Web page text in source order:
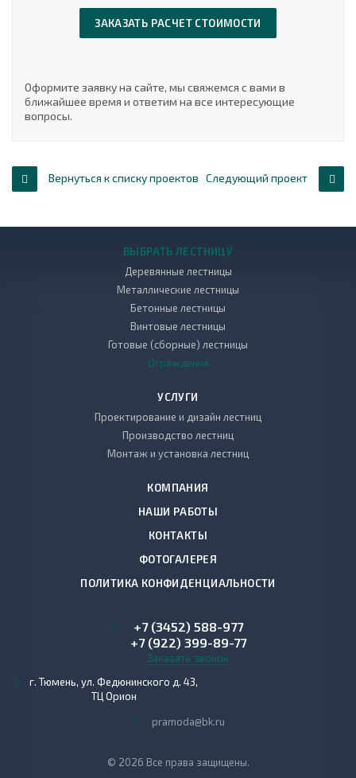
ЗАКАЗАТЬ РАСЧЕТ СТОИМОСТИ
Оформите заявку на сайте, мы свяжемся с вами в
ближайшее время и ответим на все интересующие
вопросы.
Вернуться к списку проектов Следующий проект
ВЫБРАТЬ ЛЕСТНИЦУ
Деревянные лестницы
Металлические лестницы
Бетонные лестницы
Винтовые лестницы
Готовые (сборные) лестницы
Ограждения
УСЛУГИ
Проектирование и дизайн лестниц
Производство лестниц
Монтаж и установка лестниц
КОМПАНИЯ
НАШИ РАБОТЫ
КОНТАКТЫ
ФОТОГАЛЕРЕЯ
ПОЛИТИКА КОНФИДЕНЦИАЛЬНОСТИ
+7 (3452) 588-977
+7 (922) 399-89-77
Заказать звонок
г. Тюмень, ул. Федюнинского д. 43,
ТЦ Орион
pramoda@bk.ru
© 2026 Все права защищены.